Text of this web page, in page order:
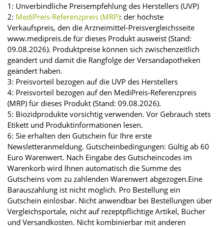
1: Unverbindliche Preisempfehlung des Herstellers (UVP)
2: MediPreis-Referenzpreis (MRP): der höchste
Verkaufspreis, den die Arzneimittel-Preisvergleichsseite
www.medipreis.de für dieses Produkt ausweist (Stand:
09.08.2026). Produktpreise können sich zwischenzeitlich
geändert und damit die Rangfolge der Versandapotheken
geändert haben.
3: Preisvorteil bezogen auf die UVP des Herstellers
4: Preisvorteil bezogen auf den MediPreis-Referenzpreis
(MRP) für dieses Produkt (Stand: 09.08.2026).
5: Biozidprodukte vorsichtig verwenden. Vor Gebrauch stets
Etikett und Produktinformationen lesen.
6: Sie erhalten den Gutschein für Ihre erste
Newsletteranmeldung. Gutscheinbedingungen: Gültig ab 60
Euro Warenwert. Nach Eingabe des Gutscheincodes im
Warenkorb wird Ihnen automatisch die Summe des
Gutscheins vom zu zahlenden Warenwert abgezogen.Eine
Barauszahlung ist nicht möglich. Pro Bestellung ein
Gutschein einlösbar. Nicht anwendbar bei Bestellungen über
Vergleichsportale, nicht auf rezeptpflichtige Artikel, Bücher
und Versandkosten. Nicht kombinierbar mit anderen